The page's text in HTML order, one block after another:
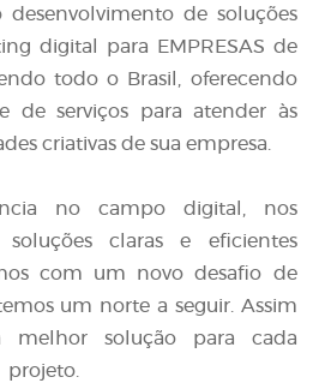
de soluções
digital para EMPRESAS de
todo o Brasil, oferecendo
de serviços para atender às
criativas de sua empresa.
no campo digital, nos
soluções claras e eficientes
com um novo desafio de
um norte a seguir. Assim
melhor solução para cada
projeto.